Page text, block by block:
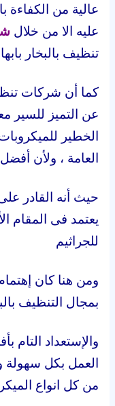
عالية من
عليه الا من خلال
تنظيف بالبخار
كما أن شركات
عن التميز للسير
الخطير
العامة ، ولأن
حيث أنه القادر
يعتمد فى المقام
للجراثيم
ومن هنا كان
بمجال التنظيف
والإستعداد التام
العمل بكل سهولة
من كل انواع